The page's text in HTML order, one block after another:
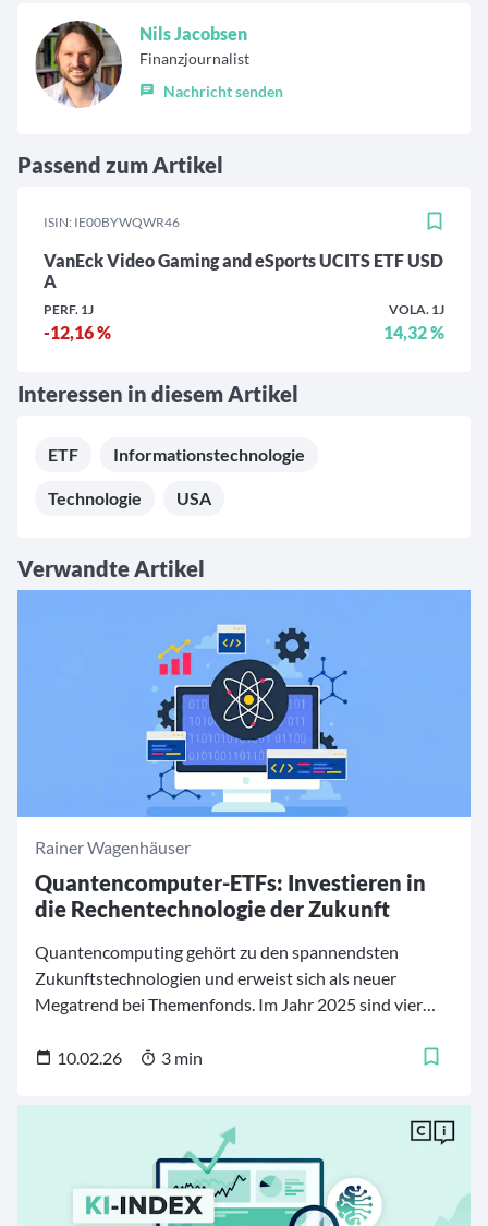
Nils Jacobsen
Finanzjournalist
Nachricht senden
Passend zum Artikel
ISIN: IE00BYWQWR46
VanEck Video Gaming and eSports UCITS ETF USD
A
PERF. 1J
-12,16 %
VOLA. 1J
14,32 %
Interessen in diesem Artikel
ETF Informationstechnologie
Technologie USA
Verwandte Artikel
Rainer Wagenhäuser
Quantencomputer-ETFs: Investieren in
die Rechentechnologie der Zukunft
Quantencomputing gehört zu den spannendsten
Zukunftstechnologien und erweist sich als neuer
Megatrend bei Themenfonds. Im Jahr 2025 sind vier
bündeln, welche von diesem technologischen
Potenzial profitieren. Wir stellen diese im folgendem
Beitrag vor und zeigen, wie sie sich seit der Auflage
entwickelt haben.
10.02.26 3 min